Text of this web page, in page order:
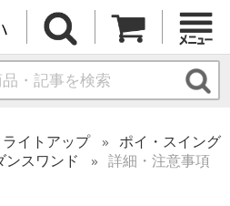
イトアップ
ポイ・スイング
ンスワンド
詳細・注意事項